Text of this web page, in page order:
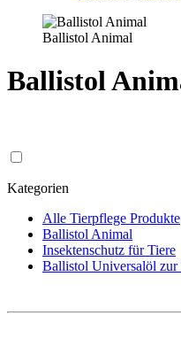
Ballistol Animal
Ballistol
Kategorien
Alle Tierpflege Produkte
Ballistol Animal
Insektenschutz für Tiere
Ballistol Universalöl zur